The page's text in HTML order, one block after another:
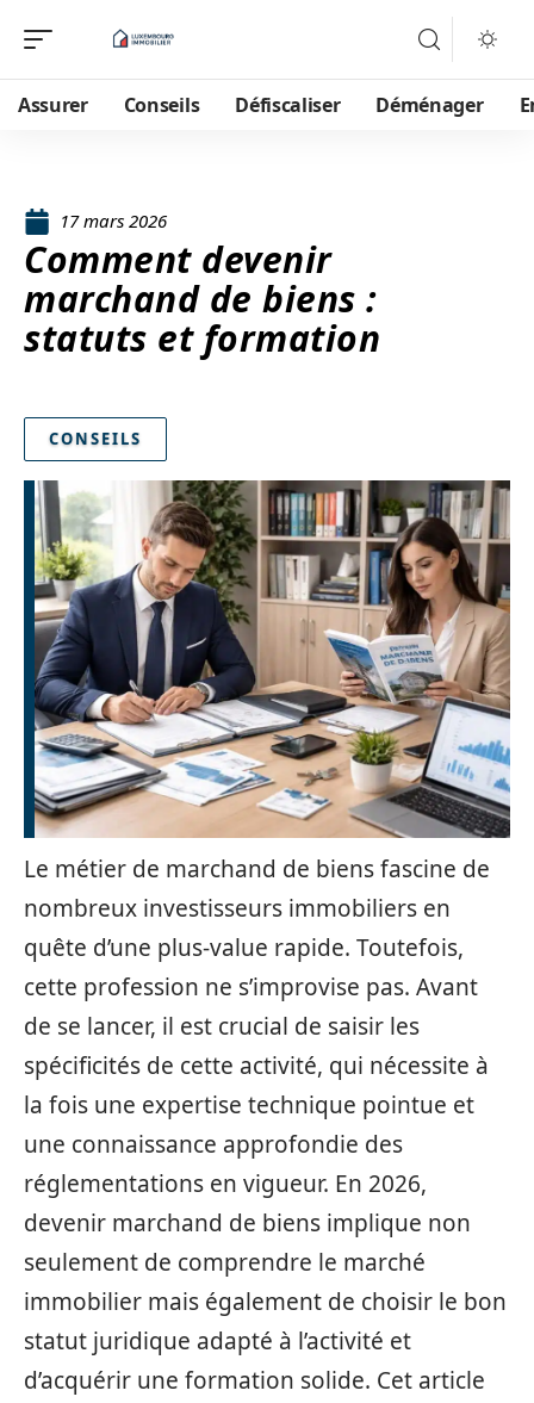
Assurer Conseils Défiscaliser Déménager
17 mars 2026
Comment devenir
marchand de biens :
statuts et formation
CONSEILS
Le métier de marchand de biens fascine de
nombreux investisseurs immobiliers en
quête d’une plus-value rapide. Toutefois,
cette profession ne s’improvise pas. Avant
de se lancer, il est crucial de saisir les
spécificités de cette activité, qui nécessite à
la fois une expertise technique pointue et
une connaissance approfondie des
réglementations en vigueur. En 2026,
devenir marchand de biens implique non
seulement de comprendre le marché
immobilier mais également de choisir le bon
statut juridique adapté à l’activité et
d’acquérir une formation solide. Cet article